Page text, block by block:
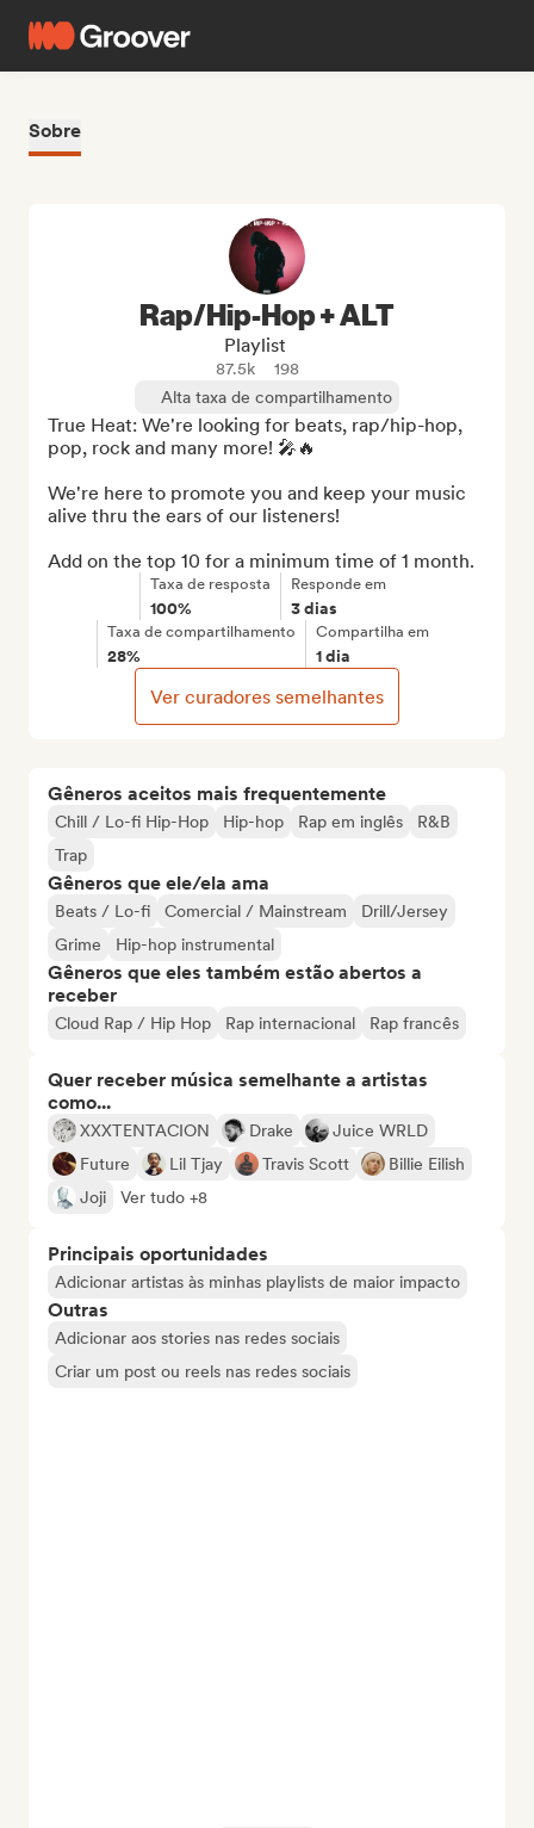
Sobre
Gêneros aceitos mais frequentemente
Chill / Lo-fi Hip-Hop Hip-hop Rap em inglês
R&B
Trap
Gêneros que ele/ela ama
Beats / Lo-fi Comercial / Mainstream
Drill/Jersey
Grime
Hip-hop instrumental
Gêneros que eles também estão abertos a
receber
Cloud Rap / Hip Hop Rap internacional Rap francês
Quer receber música semelhante a artistas
como...
XXXTENTACION Drake
Juice WRLD
Future
Lil Tjay Travis Scott
Billie Eilish
Joji
Ver tudo +8
Principais oportunidades
Adicionar artistas às minhas playlists de maior impacto
Outras
Adicionar aos stories nas redes sociais
Criar um post ou reels nas redes sociais
Rap/Hip-Hop + ALT
Playlist
87.5k
198
Alta taxa de compartilhamento
True Heat: We're looking for beats, rap/hip-hop,
pop, rock and many more! 🎤🔥
We're here to promote you and keep your music
alive thru the ears of our listeners!
Add on the top 10 for a minimum time of 1 month.
Taxa de resposta
100%
Responde em
3 dias
Taxa de compartilhamento
28%
Compartilha em
1 dia
Ver curadores semelhantes